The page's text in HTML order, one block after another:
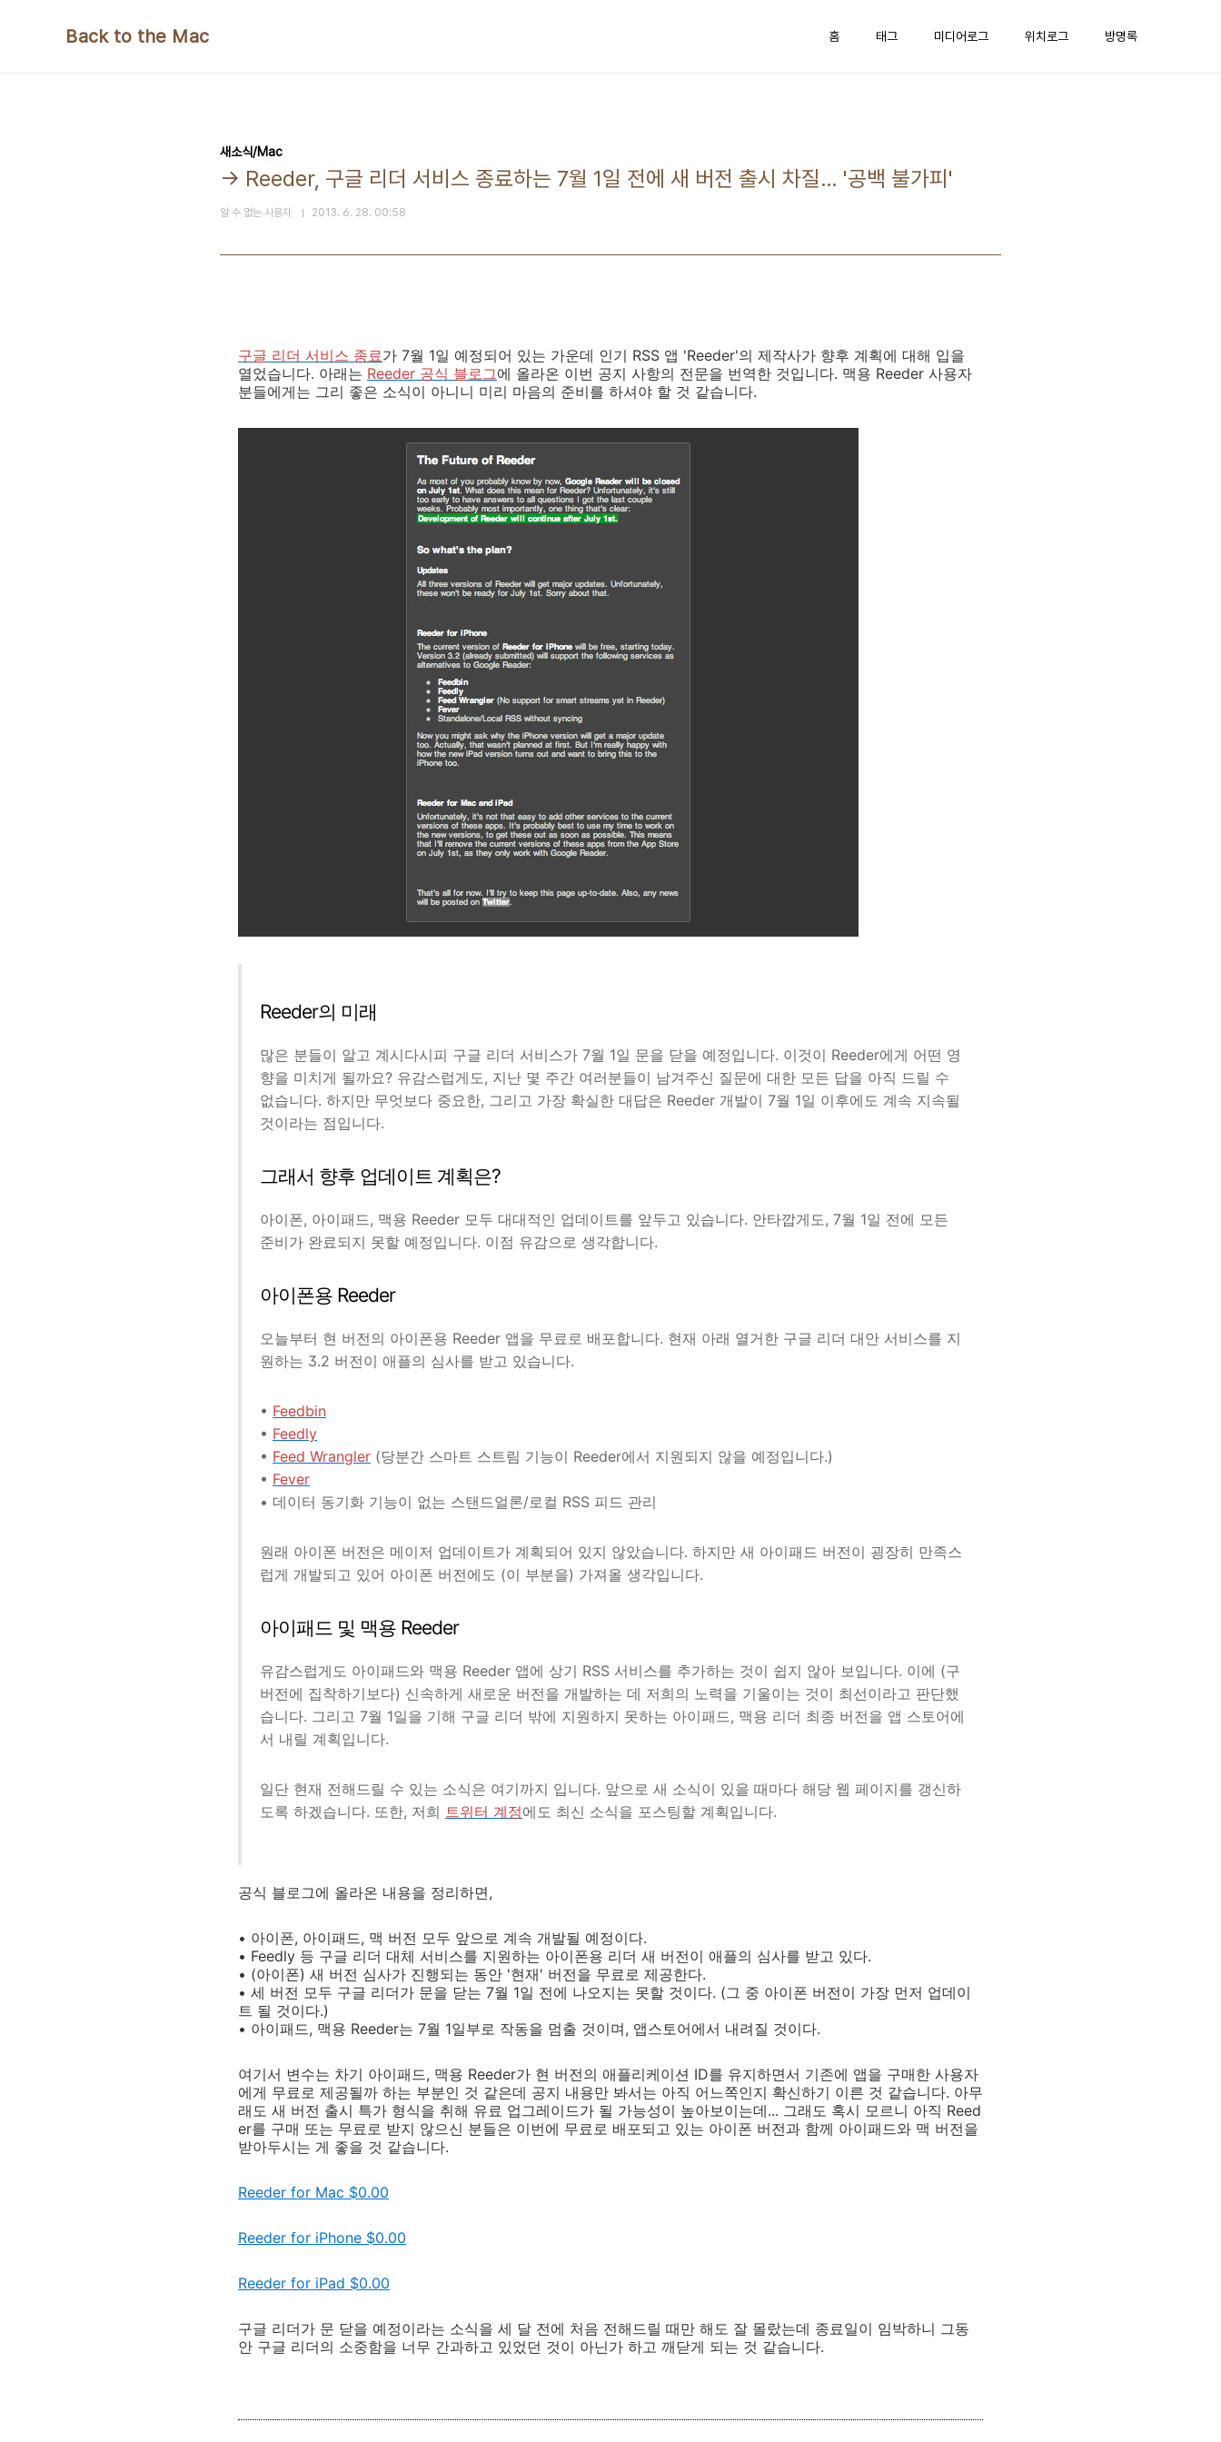
Back to the Mac 홈 태그 미디어로그 위치로그 방명록
새소식/Mac
→ Reeder, 구글 리더 서비스 종료하는 7월 1일 전에 새 버전 출시 차질… '공백 불가피'
알 수 없는 사용자 2013. 6. 28. 00:58
구글 리더 서비스 종료가 7월 1일 예정되어 있는 가운데 인기 RSS 앱 'Reeder'의 제작사가 향후 계획에 대해 입을
열었습니다. 아래는 Reeder 공식 블로그에 올라온 이번 공지 사항의 전문을 번역한 것입니다. 맥용 Reeder 사용자
분들에게는 그리 좋은 소식이 아니니 미리 마음의 준비를 하셔야 할 것 같습니다.
Reeder의 미래
많은 분들이 알고 계시다시피 구글 리더 서비스가 7월 1일 문을 닫을 예정입니다. 이것이 Reeder에게 어떤 영
향을 미치게 될까요? 유감스럽게도, 지난 몇 주간 여러분들이 남겨주신 질문에 대한 모든 답을 아직 드릴 수
없습니다. 하지만 무엇보다 중요한, 그리고 가장 확실한 대답은 Reeder 개발이 7월 1일 이후에도 계속 지속될
것이라는 점입니다.
그래서 향후 업데이트 계획은?
아이폰, 아이패드, 맥용 Reeder 모두 대대적인 업데이트를 앞두고 있습니다. 안타깝게도, 7월 1일 전에 모든
준비가 완료되지 못할 예정입니다. 이점 유감으로 생각합니다.
아이폰용 Reeder
오늘부터 현 버전의 아이폰용 Reeder 앱을 무료로 배포합니다. 현재 아래 열거한 구글 리더 대안 서비스를 지
원하는 3.2 버전이 애플의 심사를 받고 있습니다.
• Feedbin
• Feedly
• Feed Wrangler (당분간 스마트 스트림 기능이 Reeder에서 지원되지 않을 예정입니다.)
• Fever
• 데이터 동기화 기능이 없는 스탠드얼론/로컬 RSS 피드 관리
원래 아이폰 버전은 메이저 업데이트가 계획되어 있지 않았습니다. 하지만 새 아이패드 버전이 굉장히 만족스
럽게 개발되고 있어 아이폰 버전에도 (이 부분을) 가져올 생각입니다.
아이패드 및 맥용 Reeder
유감스럽게도 아이패드와 맥용 Reeder 앱에 상기 RSS 서비스를 추가하는 것이 쉽지 않아 보입니다. 이에 (구
버전에 집착하기보다) 신속하게 새로운 버전을 개발하는 데 저희의 노력을 기울이는 것이 최선이라고 판단했
습니다. 그리고 7월 1일을 기해 구글 리더 밖에 지원하지 못하는 아이패드, 맥용 리더 최종 버전을 앱 스토어에
서 내릴 계획입니다.
일단 현재 전해드릴 수 있는 소식은 여기까지 입니다. 앞으로 새 소식이 있을 때마다 해당 웹 페이지를 갱신하
도록 하겠습니다. 또한, 저희 트위터 계정에도 최신 소식을 포스팅할 계획입니다.
공식 블로그에 올라온 내용을 정리하면,
• 아이폰, 아이패드, 맥 버전 모두 앞으로 계속 개발될 예정이다.
• Feedly 등 구글 리더 대체 서비스를 지원하는 아이폰용 리더 새 버전이 애플의 심사를 받고 있다.
• (아이폰) 새 버전 심사가 진행되는 동안 '현재' 버전을 무료로 제공한다.
• 세 버전 모두 구글 리더가 문을 닫는 7월 1일 전에 나오지는 못할 것이다. (그 중 아이폰 버전이 가장 먼저 업데이
트 될 것이다.)
• 아이패드, 맥용 Reeder는 7월 1일부로 작동을 멈출 것이며, 앱스토어에서 내려질 것이다.
여기서 변수는 차기 아이패드, 맥용 Reeder가 현 버전의 애플리케이션 ID를 유지하면서 기존에 앱을 구매한 사용자
에게 무료로 제공될까 하는 부분인 것 같은데 공지 내용만 봐서는 아직 어느쪽인지 확신하기 이른 것 같습니다. 아무
래도 새 버전 출시 특가 형식을 취해 유료 업그레이드가 될 가능성이 높아보이는데... 그래도 혹시 모르니 아직 Reed
er를 구매 또는 무료로 받지 않으신 분들은 이번에 무료로 배포되고 있는 아이폰 버전과 함께 아이패드와 맥 버전을
받아두시는 게 좋을 것 같습니다.
Reeder for Mac $0.00
Reeder for iPhone $0.00
Reeder for iPad $0.00
구글 리더가 문 닫을 예정이라는 소식을 세 달 전에 처음 전해드릴 때만 해도 잘 몰랐는데 종료일이 임박하니 그동
안 구글 리더의 소중함을 너무 간과하고 있었던 것이 아닌가 하고 깨닫게 되는 것 같습니다.